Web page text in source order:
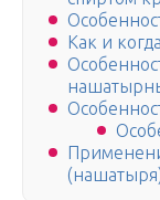
Как и